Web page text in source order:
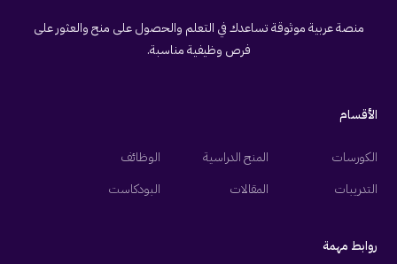
منصة عربية موثوقة تساعدك في التعلم والحصول على منح والعثور على
فرص وظيفية مناسبة.
الأقسام
الكورسات المنح الدراسية
الوظائف
التدريبات
المقالات البودكاست
روابط مهمة